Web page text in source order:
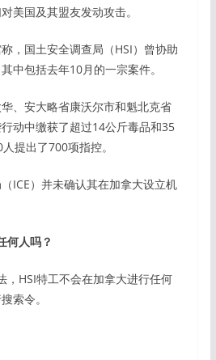
美国及其盟友发动攻击。
，国土安全调查局（HSI）曾协助
中包括去年10月的一宗案件。
、安大略省康沃尔市和魁北克省
动中缴获了超过14公斤毒品和35
提出了700项指控。
ICE）并未确认其在加拿大设立机
何人吗？
，HSI特工不会在加拿大进行任何
索令。